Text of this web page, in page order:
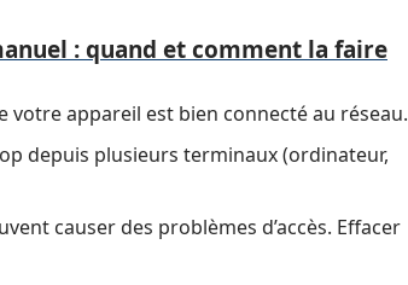
: quand et comment la faire
votre appareil est bien connecté au réseau.
depuis plusieurs terminaux (ordinateur,
causer des problèmes d’accès. Effacer